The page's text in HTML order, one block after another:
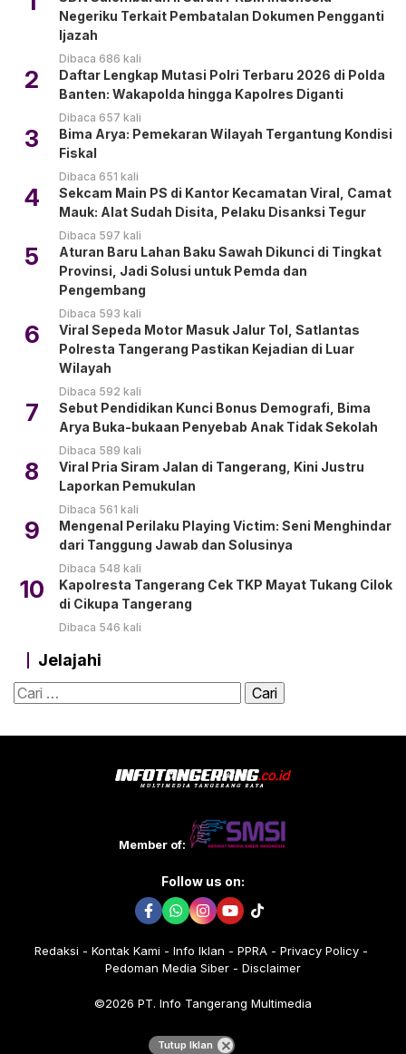
Negeriku Terkait Pembatalan Dokumen Pengganti
Ijazah
Dibaca 686 kali
2
Daftar Lengkap Mutasi Polri Terbaru 2026 di Polda
Banten: Wakapolda hingga Kapolres Diganti
Dibaca 657 kali
3
Bima Arya: Pemekaran Wilayah Tergantung Kondisi
Fiskal
Dibaca 651 kali
4
Sekcam Main PS di Kantor Kecamatan Viral, Camat
Mauk: Alat Sudah Disita, Pelaku Disanksi Tegur
Dibaca 597 kali
5
Aturan Baru Lahan Baku Sawah Dikunci di Tingkat
Provinsi, Jadi Solusi untuk Pemda dan
Pengembang
Dibaca 593 kali
6
Viral Sepeda Motor Masuk Jalur Tol, Satlantas
Polresta Tangerang Pastikan Kejadian di Luar
Wilayah
Dibaca 592 kali
7
Sebut Pendidikan Kunci Bonus Demografi, Bima
Arya Buka-bukaan Penyebab Anak Tidak Sekolah
Dibaca 589 kali
8
Viral Pria Siram Jalan di Tangerang, Kini Justru
Laporkan Pemukulan
Dibaca 561 kali
9
Mengenal Perilaku Playing Victim: Seni Menghindar
dari Tanggung Jawab dan Solusinya
Dibaca 548 kali
10
Kapolresta Tangerang Cek TKP Mayat Tukang Cilok
di Cikupa Tangerang
Dibaca 546 kali
Jelajahi
Cari
Member of:
Follow us on:
Redaksi Kontak Kami Info Iklan PPRA
Privacy Policy
Pedoman Media Siber
Disclaimer
©2026 PT. Info Tangerang Multimedia
Tutup Iklan